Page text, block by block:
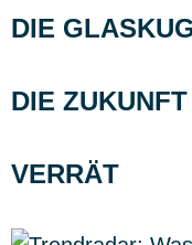
DIE
DIE
VERRÄT